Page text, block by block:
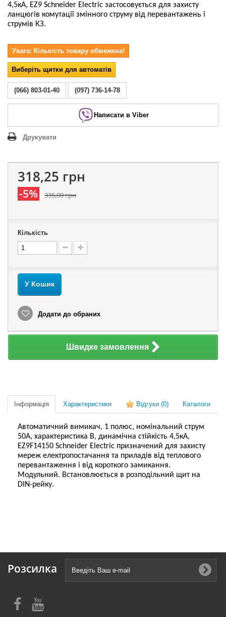
4,5кА, EZ9 Schneider Electric застосовується для захисту
ланцюгів комутації змінного струму від перевантажень і
струмів КЗ.
Увага: Кількість товару обмежена!
Виберіть щитки для автоматів
(066) 803-01-40 (097) 736-14-78
Написати в Viber
Друкувати
318,25 грн
-5% 335,00 грн
Кількість
У Кошик
Додати до обраних
Швидке замовлення
Інформація Характеристики Відгуки (0) Каталоги
Автоматичний вимикач, 1 полюс, номінальний струм
50А, характеристика В, динамічна стійкість 4,5кА,
EZ9F14150 Schneider Electric призначений для захисту
мереж електропостачання та приладів від теплового
перевантаження і від короткого замикання.
Модульний. Встановлюється в розподільний щит на
DIN-рейку.
Розсилка